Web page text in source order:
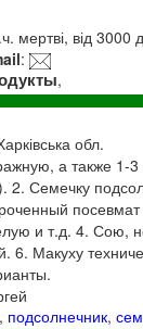
мертві, від 3000
:
,
обл.
а также 1-
2. Семечку
и т.д. ​4. Сою,
6. Макуху
, подсолнечник,